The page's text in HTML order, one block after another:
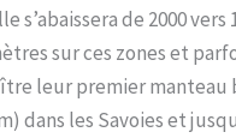
s’abaissera de 2000
sur ces zones et
leur premier manteau
dans les Savoies et